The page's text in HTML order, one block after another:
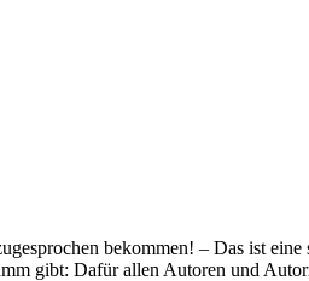
bekommen! – Das ist
gibt: Dafür allen Autoren und